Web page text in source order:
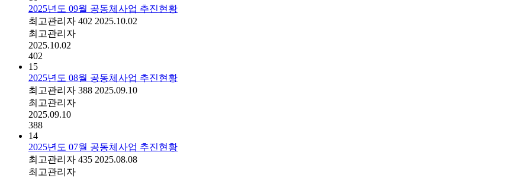
2025년도 09월 공동체사업 추진현황
최고관리자 402 2025.10.02
최고관리자
2025.10.02
402
15
2025년도 08월 공동체사업 추진현황
최고관리자 388 2025.09.10
최고관리자
2025.09.10
388
14
2025년도 07월 공동체사업 추진현황
최고관리자 435 2025.08.08
최고관리자